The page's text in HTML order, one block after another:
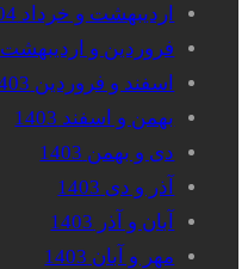
اردیبهشت و خرداد 1404
فروردین و اردیبهشت 1404
اسفند و فروردین 1403
بهمن و اسفند 1403
دی و بهمن 1403
آذر و دی 1403
آبان و آذر 1403
مهر و آبان 1403